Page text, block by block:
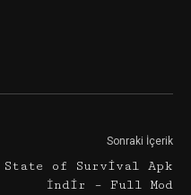
Sonraki İçerik
State of Survival Apk
İndir – Full Mod